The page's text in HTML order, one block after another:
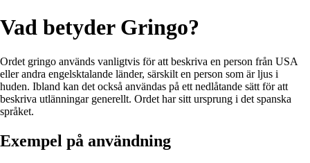
Vad betyder Gringo?
Ordet gringo används vanligtvis för att beskriva en person från USA
eller andra engelsktalande länder, särskilt en person som är ljus i
huden. Ibland kan det också användas på ett nedlåtande sätt för att
beskriva utlänningar generellt. Ordet har sitt ursprung i det spanska
språket.
Exempel på användning